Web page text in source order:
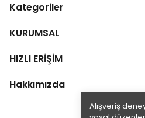
Alışveriş
Kategoriler
KURUMSAL
HIZLI ERİŞİM
Hakkımızda